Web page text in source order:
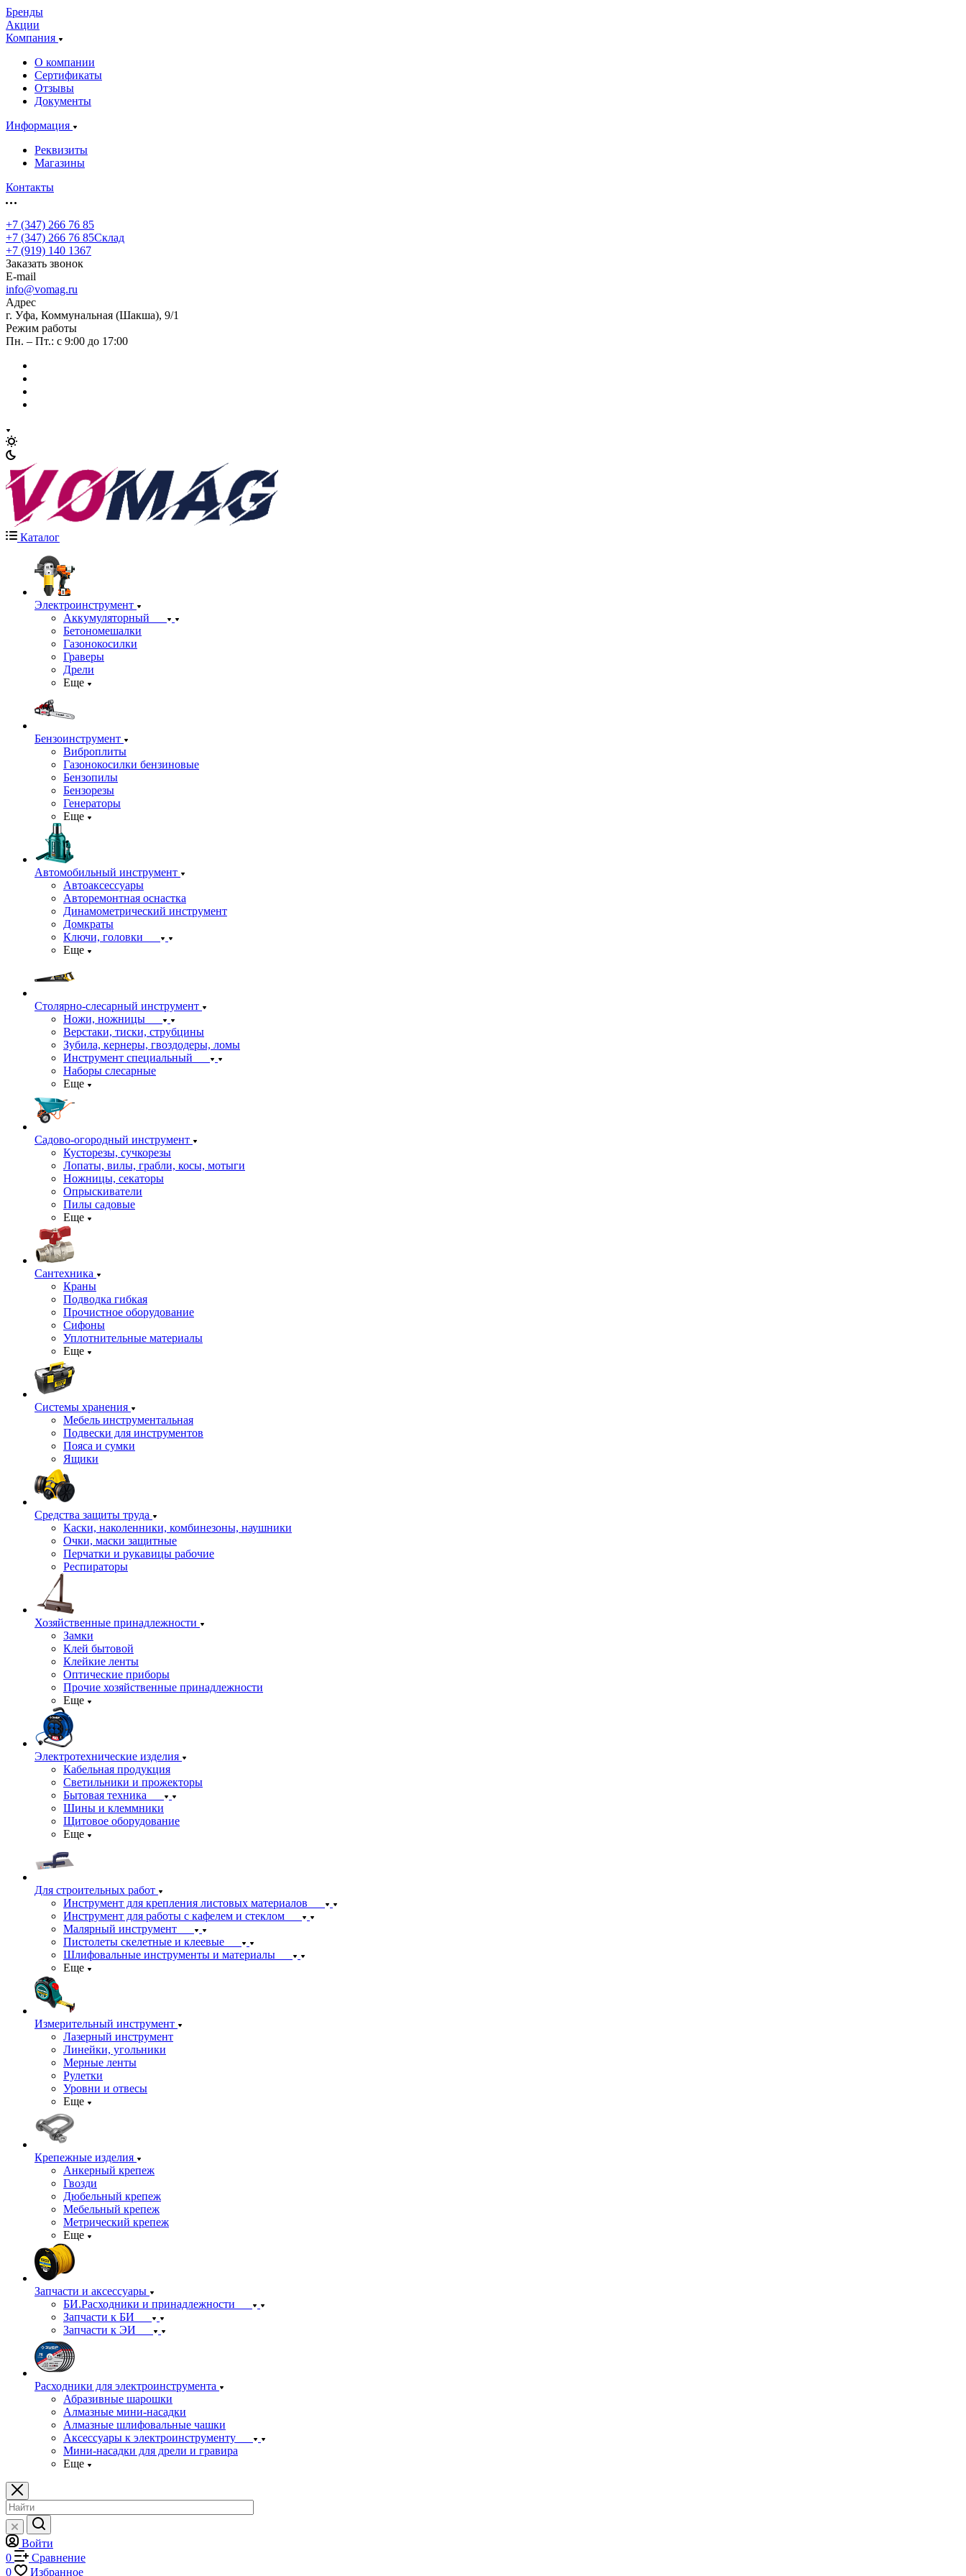
Бренды
Акции
Компания
О компании
Сертификаты
Отзывы
Документы
Информация
Реквизиты
Магазины
Контакты
+7 (347) 266 76 85
+7 (347) 266 76 85Склад
+7 (919) 140 1367
Заказать звонок
E-mail
info@vomag.ru
Адрес
г. Уфа, Коммунальная (Шакша), 9/1
Режим работы
Пн. – Пт.: с 9:00 до 17:00
Каталог
Электроинструмент
Аккумуляторный
Бетономешалки
Газонокосилки
Граверы
Дрели
Еще
Бензоинструмент
Виброплиты
Газонокосилки бензиновые
Бензопилы
Бензорезы
Генераторы
Еще
Автомобильный инструмент
Автоаксессуары
Авторемонтная оснастка
Динамометрический инструмент
Домкраты
Ключи, головки
Еще
Столярно-слесарный инструмент
Ножи, ножницы
Верстаки, тиски, струбцины
Зубила, кернеры, гвоздодеры, ломы
Инструмент специальный
Наборы слесарные
Еще
Садово-огородный инструмент
Кусторезы, сучкорезы
Лопаты, вилы, грабли, косы, мотыги
Ножницы, секаторы
Опрыскиватели
Пилы садовые
Еще
Сантехника
Краны
Подводка гибкая
Прочистное оборудование
Сифоны
Уплотнительные материалы
Еще
Системы хранения
Мебель инструментальная
Подвески для инструментов
Пояса и сумки
Ящики
Средства защиты труда
Каски, наколенники, комбинезоны, наушники
Очки, маски защитные
Перчатки и рукавицы рабочие
Респираторы
Хозяйственные принадлежности
Замки
Клей бытовой
Клейкие ленты
Оптические приборы
Прочие хозяйственные принадлежности
Еще
Электротехнические изделия
Кабельная продукция
Светильники и прожекторы
Бытовая техника
Шины и клеммники
Щитовое оборудование
Еще
Для строительных работ
Инструмент для крепления листовых материалов
Инструмент для работы с кафелем и стеклом
Малярный инструмент
Пистолеты скелетные и клеевые
Шлифовальные инструменты и материалы
Еще
Измерительный инструмент
Лазерный инструмент
Линейки, угольники
Мерные ленты
Рулетки
Уровни и отвесы
Еще
Крепежные изделия
Анкерный крепеж
Гвозди
Дюбельный крепеж
Мебельный крепеж
Метрический крепеж
Еще
Запчасти и аксессуары
БИ.Расходники и принадлежности
Запчасти к БИ
Запчасти к ЭИ
Расходники для электроинструмента
Абразивные шарошки
Алмазные мини-насадки
Алмазные шлифовальные чашки
Аксессуары к электроинструменту
Мини-насадки для дрели и гравира
Еще
Войти
0
Сравнение
0
Избранное